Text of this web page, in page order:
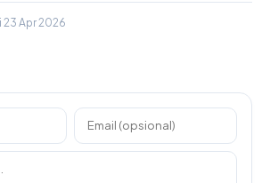
Apr 2026